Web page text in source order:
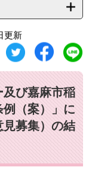
更新
及び嘉麻市稲
（案）」に
募集）の結